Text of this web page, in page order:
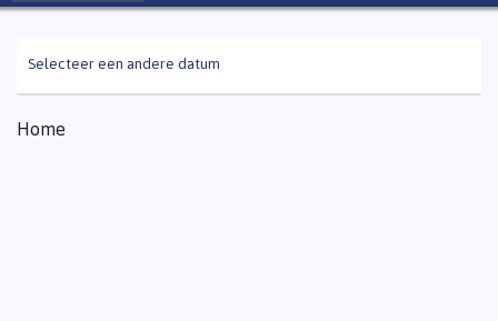
Selecteer een andere datum
Home